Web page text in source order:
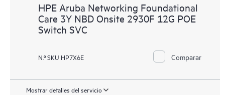
HPE Aruba Networking Foundational
Care 3Y NBD Onsite 2930F 12G POE
Switch SVC
N.º SKU HP7X6E Comparar
Mostrar detalles del servicio